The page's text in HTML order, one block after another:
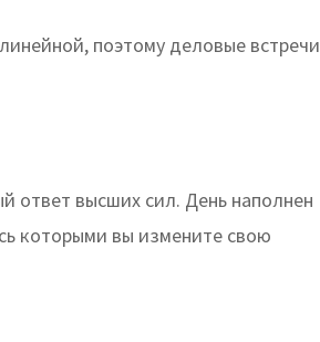
поэтому деловые встречи
ответ высших сил. День наполнен
которыми вы измените свою